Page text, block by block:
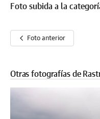
Foto subida a la
Foto anterior
Otras fotografías de